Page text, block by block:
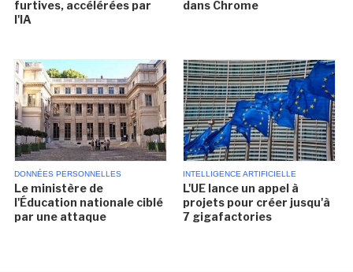
furtives, accélérées par
l'IA
dans Chrome
DONNÉES PERSONNELLES
Le ministère de
l'Éducation nationale ciblé
par une attaque
INTELLIGENCE ARTIFICIELLE
L'UE lance un appel à
projets pour créer jusqu'à
7 gigafactories